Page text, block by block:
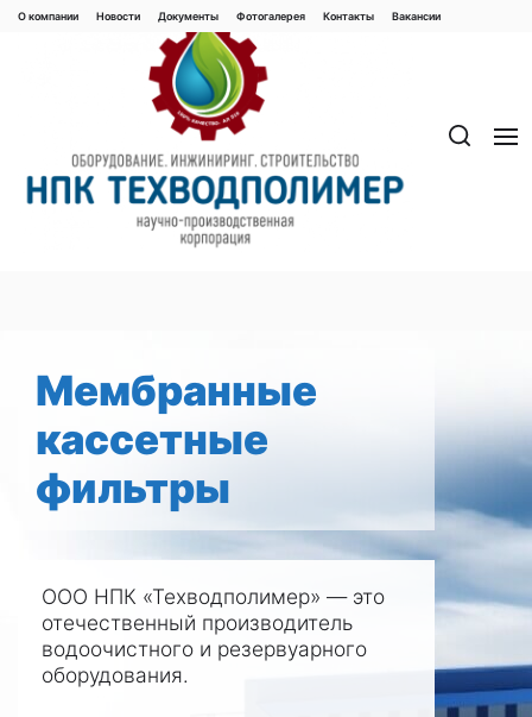
Перейти
Мембранные
кассетные
фильтры
ООО НПК «Техводполимер» — это
отечественный производитель
водоочистного и резервуарного
оборудования.
О компании Новости Документы Фотогалерея Контaкты Вакaнсии